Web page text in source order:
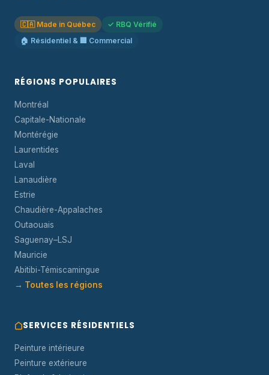
🇨🇦 Made in Québec
✓ RBQ Vérifié
🏠 Résidentiel & 🏢 Commercial
RÉGIONS POPULAIRES
Montréal
Capitale-Nationale
Montérégie
Laurentides
Laval
Lanaudière
Estrie
Chaudière-Appalaches
Outaouais
Saguenay–LSJ
Mauricie
Abitibi-Témiscamingue
→ Toutes les régions
SERVICES RÉSIDENTIELS
Peinture intérieure
Peinture extérieure